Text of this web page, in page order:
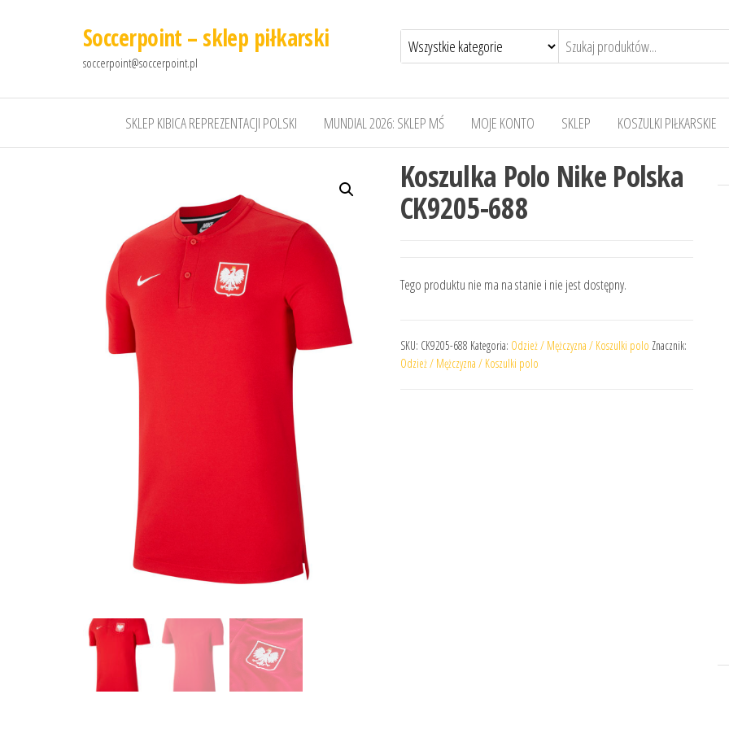
Soccerpoint – sklep piłkarski
soccerpoint@soccerpoint.pl
SKLEP KIBICA REPREZENTACJI POLSKI MUNDIAL 2026: SKLEP MŚ MOJE KONTO SKLEP KOSZULKI PIŁKARSKIE
Koszulka Polo Nike Polska
CK9205-688
Tego produktu nie ma na stanie i nie jest dostępny.
SKU: CK9205-688 Kategoria: Odzież / Mężczyzna / Koszulki polo Znacznik:
Odzież / Mężczyzna / Koszulki polo